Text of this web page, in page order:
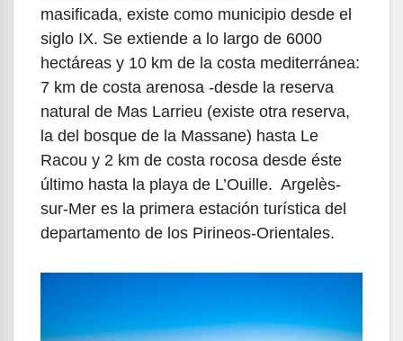
masificada, existe como municipio desde el
siglo IX. Se extiende a lo largo de 6000
hectáreas y 10 km de la costa mediterránea:
7 km de costa arenosa -desde la reserva
natural de Mas Larrieu (existe otra reserva,
la del bosque de la Massane) hasta Le
Racou y 2 km de costa rocosa desde éste
último hasta la playa de L’Ouille. Argelès-
sur-Mer es la primera estación turística del
departamento de los Pirineos-Orientales.